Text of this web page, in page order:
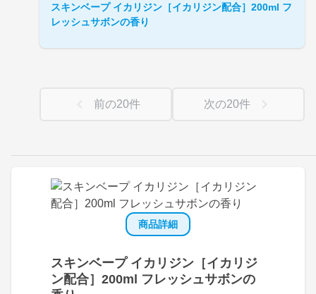
商品詳細
スキンベープ イカリジン［イカリジ
ン配合］200ml フレッシュサボンの
スキンベープ イカリジン［イカリジン配合］200ml フ
レッシュサボンの香り
前の20件 次の20件